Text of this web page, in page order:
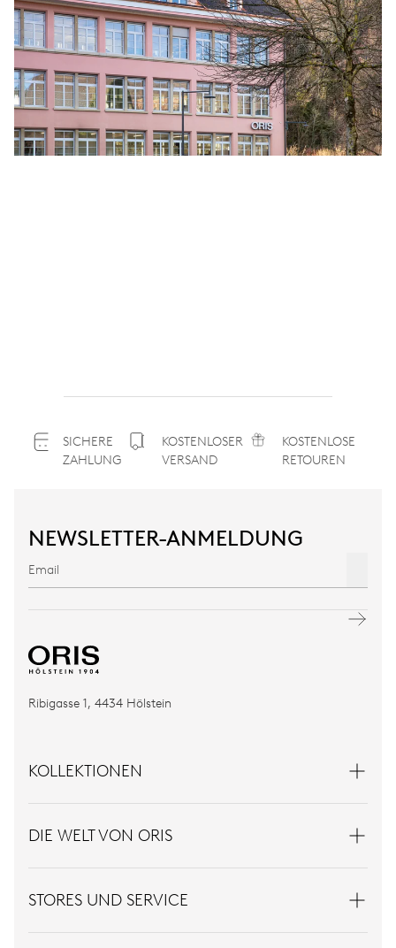
SICHERE
ZAHLUNG
KOSTENLOSER
VERSAND
KOSTENLOSE
RETOUREN
NEWSLETTER-ANMELDUNG
Ribigasse 1, 4434 Hölstein
KOLLEKTIONEN
DIE WELT VON ORIS
STORES UND SERVICE